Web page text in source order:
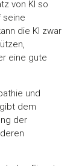
von KI so
seine
die KI zwar
eine gute
und
dem
der